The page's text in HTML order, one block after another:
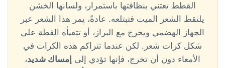
القطط تعتني بنظافتها باستمرار، ولسانها الخشن
يلتقط الشعر الميت فتبتلعه. عادةً، يمر هذا الشعر عبر
الجهاز الهضمي ويخرج مع البراز، أو تتقيأه القطة على
شكل كرات شعر. لكن عندما تتراكم هذه الكرات في
الأمعاء دون أن تخرج، فإنها تؤدي إلى إمساك شديد،